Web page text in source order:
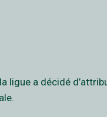
ligue a décidé